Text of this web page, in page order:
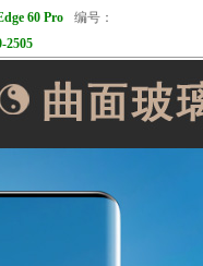
60 Pro
2505
编号：